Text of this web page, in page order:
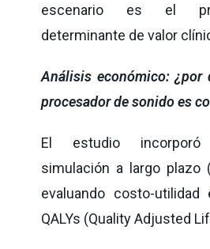
escenario es el
determinante de valor
Análisis económico: ¿por
procesador de sonido es
El estudio
simulación a largo plazo
evaluando costo-
QALYs (Quality Adjusted